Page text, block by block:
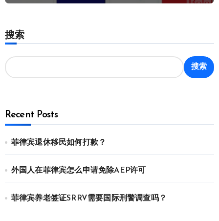
搜索
搜索
Recent Posts
菲律宾退休移民如何打款？
外国人在菲律宾怎么申请免除AEP许可
菲律宾养老签证SRRV需要国际刑警调查吗？